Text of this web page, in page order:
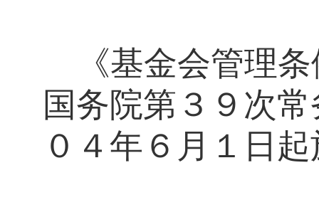
《基金会管理
国务院第３９次
０４年６月１日